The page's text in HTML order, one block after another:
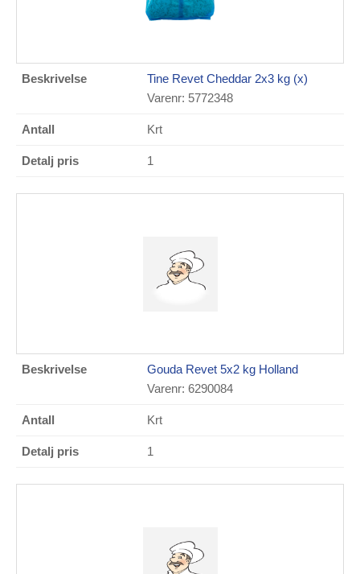
Tine Revet Cheddar 2x3 kg (x)
Varenr: 5772348
Krt
1
Gouda Revet 5x2 kg Holland
Varenr: 6290084
Krt
1